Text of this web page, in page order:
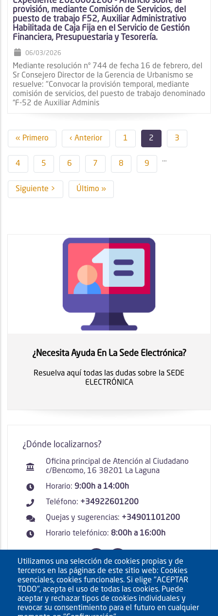
provisión, mediante Comisión de Servicios, del
puesto de trabajo F52, Auxiliar Administrativo
Habilitada de Caja Fija en el Servicio de Gestión
Financiera, Presupuestaria y Tesorería.
06/03/2026
Mediante resolución nº 744 de fecha 16 de febrero, del
Sr Consejero Director de la Gerencia de Urbanismo se
resuelve: "Convocar la provisión temporal, mediante
comisión de servicios, del puesto de trabajo denominado
“F-52 de Auxiliar Adminis
Paginación
Primera
página
« Primero Página
anterior
‹ Anterior Page
1 Página
actual
2 Page
3
Page
4 Page
5 Page
6 Page
7 Page
8 Page
9
…
Siguiente
Siguiente > Última
Último »
¿Necesita Ayuda En La Sede Electrónica?
Resuelva aquí todas las dudas sobre la SEDE
ELECTRÓNICA
¿Dónde localizarnos?
Oficina principal de Atención al Ciudadano
c/Bencomo, 16 38201 La Laguna
Horario: 9:00h a 14:00h
Teléfono: +34922601200
Quejas y sugerencias: +34901101200
Horario telefónico: 8:00h a 16:00h
Utilizamos una selección de cookies propias y de
terceros en las páginas de este sitio web: Cookies
esenciales, cookies funcionales. Si elige "ACEPTAR
TODO", acepta el uso de todas las cookies. Puede
aceptar y rechazar tipos de cookies individuales y
revocar su consentimiento para el futuro en cualquier